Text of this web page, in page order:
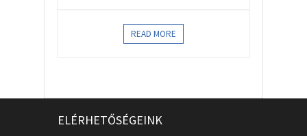
READ MORE
ELÉRHETŐSÉGEINK